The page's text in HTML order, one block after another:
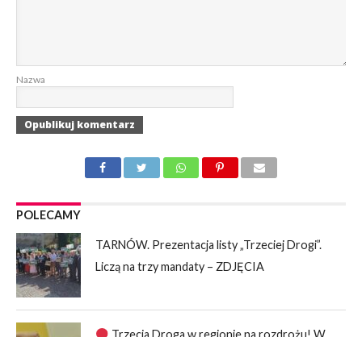
Nazwa
POLECAMY
TARNÓW. Prezentacja listy „Trzeciej Drogi”.
Liczą na trzy mandaty – ZDJĘCIA
Trzecia Droga w regionie na rozdrożu! W